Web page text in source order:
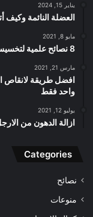
يناير 15, 2024
العضلة النائمة وكيف
مايو 8, 2021
8 نصائح علمية لتخسيس دهون البطن والحصول على نتائج خرافية
مارس 21, 2021
واحد فقط
يوليو 12, 2021
ازالة الدهون من
Categories
نصائح
منوعات